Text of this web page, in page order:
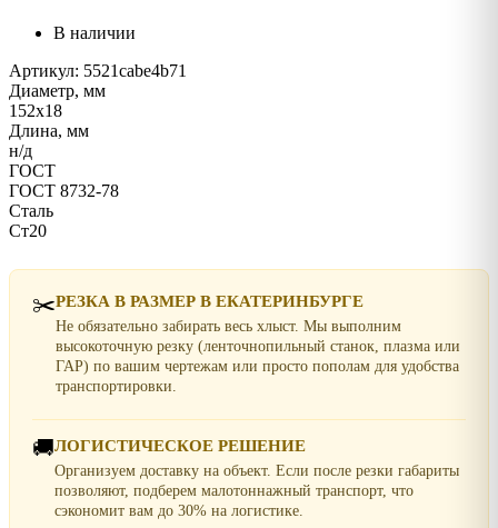
В наличии
Артикул: 5521cabe4b71
Диаметр, мм
152х18
Длина, мм
н/д
ГОСТ
ГОСТ 8732-78
Сталь
Ст20
✂️РЕЗКА В РАЗМЕР В ЕКАТЕРИНБУРГЕ
Не обязательно забирать весь хлыст. Мы выполним
высокоточную резку (ленточнопильный станок, плазма или
ГАР) по вашим чертежам или просто пополам для удобства
транспортировки.
🚚ЛОГИСТИЧЕСКОЕ РЕШЕНИЕ
Организуем доставку на объект. Если после резки габариты
позволяют, подберем малотоннажный транспорт, что
сэкономит вам до 30% на логистике.